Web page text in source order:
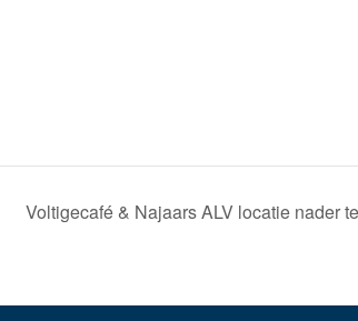
Voltigecafé & Najaars ALV locatie nader